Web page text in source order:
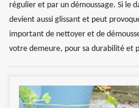
régulier et par un démoussage. Si le
devient aussi glissant et peut
important de nettoyer et de
votre demeure, pour sa durabilité et